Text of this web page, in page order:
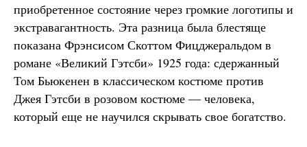
приобретенное состояние через громкие логотипы и
экстравагантность. Эта разница была блестяще
показана Фрэнсисом Скоттом Фицджеральдом в
романе «Великий Гэтсби» 1925 года: сдержанный
Том Бьюкенен в классическом костюме против
Джея Гэтсби в розовом костюме — человека,
который еще не научился скрывать свое богатство.